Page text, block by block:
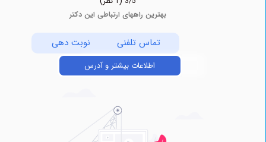
بهترین راههای ارتباطی این دکتر
تماس تلفنی نوبت دهی
اطلاعات بیشتر و آدرس